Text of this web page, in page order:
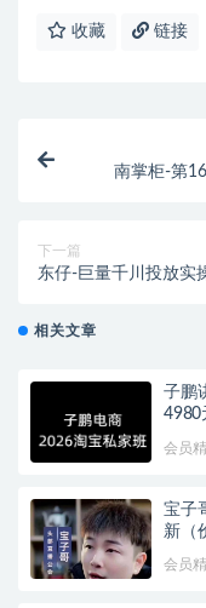
收藏 链接
南掌柜-第
下一篇
东仔-巨量千川投放实
相关文章
子鹏
4980
会员
宝子
新（
会员